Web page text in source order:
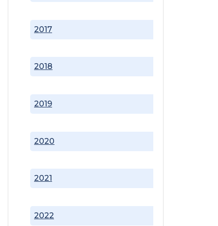
2017
2018
2019
2020
2021
2022